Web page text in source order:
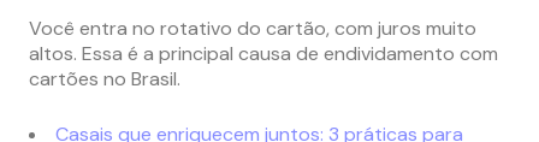
Você entra no rotativo do cartão, com juros muito
altos. Essa é a principal causa de endividamento com
cartões no Brasil.
Casais que enriquecem juntos: 3 práticas para